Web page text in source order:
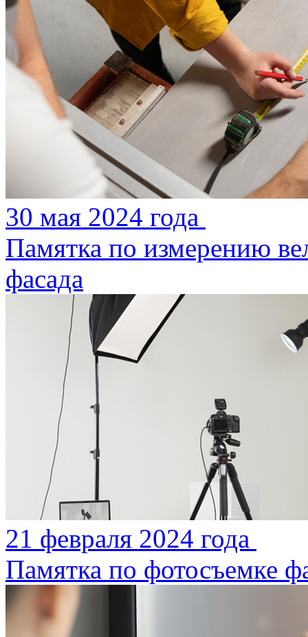
30 мая 2024 года
Памятка по измерению
фасада
21 февраля 2024 года
Памятка по фотосъемке